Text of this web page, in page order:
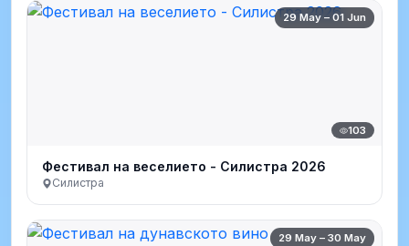
29 May – 01 Jun
103
Фестивал на веселието - Силистра 2026
Силистра
29 May – 30 May